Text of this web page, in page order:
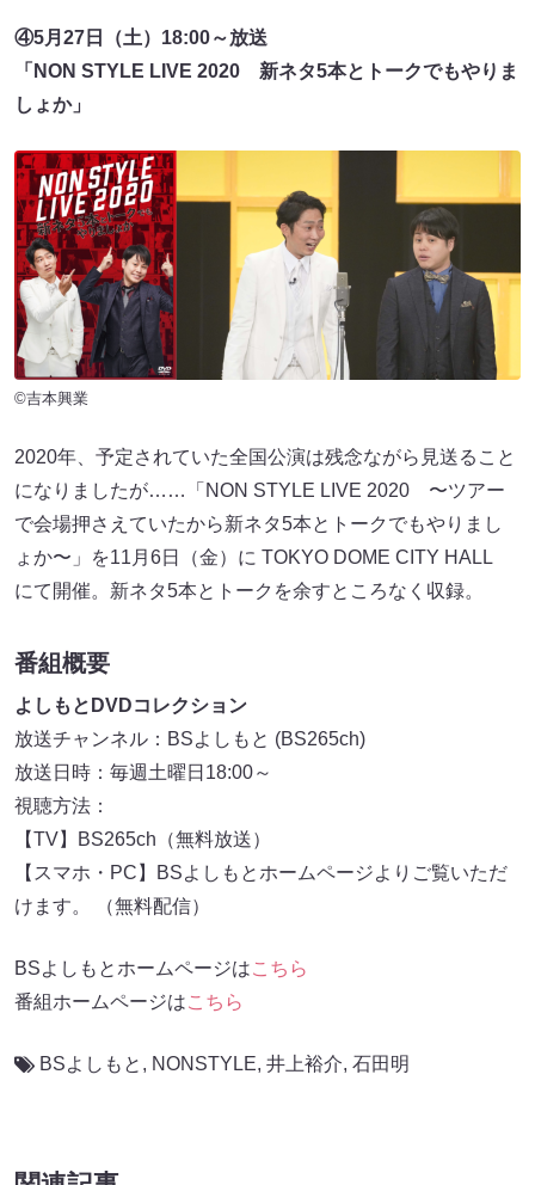
④5月27日（土）18:00～放送
「NON STYLE LIVE 2020 新ネタ5本とトークでもやりま
しょか」
©吉本興業
2020年、予定されていた全国公演は残念ながら見送ること
になりましたが……「NON STYLE LIVE 2020 〜ツアー
で会場押さえていたから新ネタ5本とトークでもやりまし
ょか〜」を11月6日（金）に TOKYO DOME CITY HALL
にて開催。新ネタ5本とトークを余すところなく収録。
番組概要
よしもとDVDコレクション
放送チャンネル：BSよしもと (BS265ch)
放送日時：毎週土曜日18:00～
視聴方法：
【TV】BS265ch（無料放送）
【スマホ・PC】BSよしもとホームページよりご覧いただ
けます。 （無料配信）
BSよしもとホームページはこちら
番組ホームページはこちら
BSよしもと , NONSTYLE, 井上裕介, 石田明